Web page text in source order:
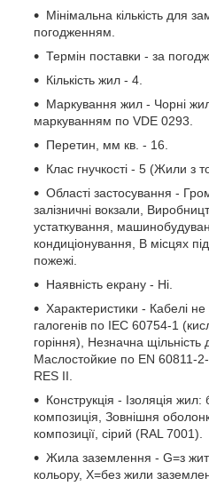
Мінімальна кількість для
погодженням.
Термін поставки - за
Кількість жил - 4.
Маркування жил - Чорні
маркуванням по VDE 0293.
Перетин, мм кв. - 16.
Клас гнучкості - 5 (Жили з
Області застосування -
залізничні вокзали,
устаткування,
кондиціонування, В місцях
пожежі.
Наявність екрану - Ні.
Характеристики - Кабелі
галогенів по IEC 60754-1
горіння), Незначна щільність
Маслостойкие по EN 60811-
RES II.
Конструкція - Ізоляція жил:
композиція, Зовнішня
композиції, сірий (RAL 7001).
Жила заземлення - G=з
кольору, Х=без жили